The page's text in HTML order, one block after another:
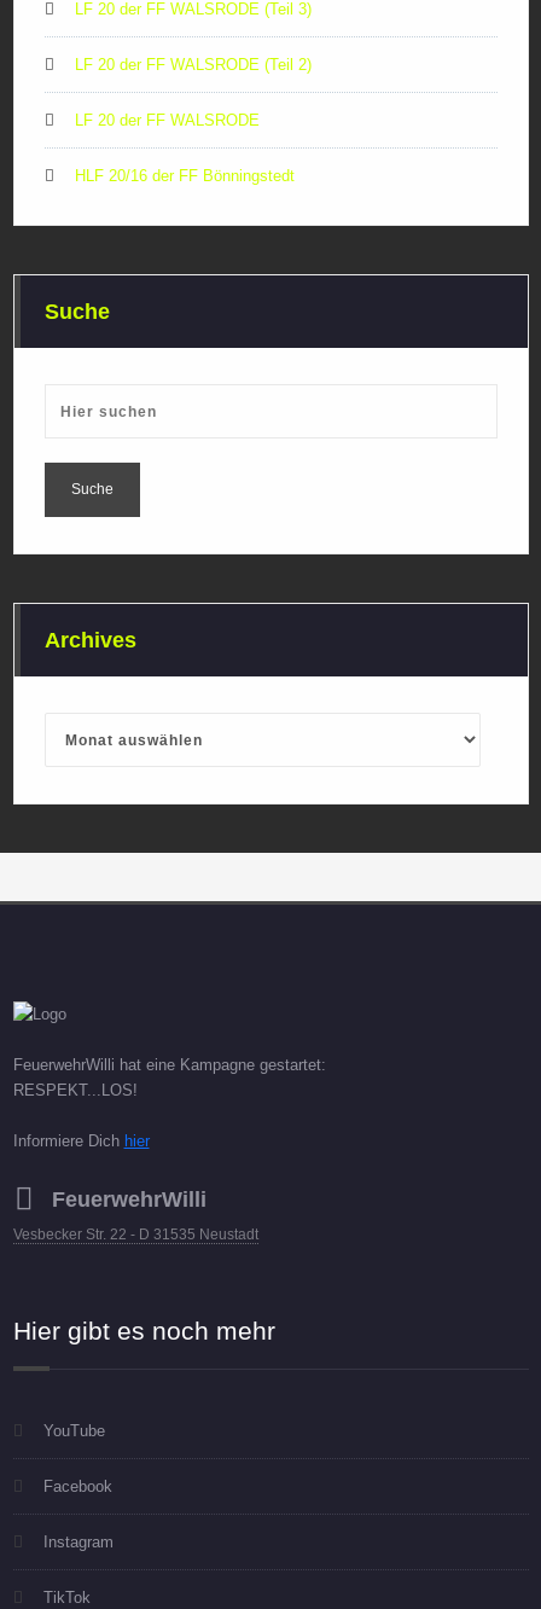
LF 20 der FF WALSRODE (Teil 3)
LF 20 der FF WALSRODE (Teil 2)
LF 20 der FF WALSRODE
HLF 20/16 der FF Bönningstedt
Suche
Archives
FeuerwehrWilli hat eine Kampagne gestartet:
RESPEKT...LOS!
Informiere Dich hier
FeuerwehrWilli
Vesbecker Str. 22 - D 31535 Neustadt
Hier gibt es noch mehr
YouTube
Facebook
Instagram
TikTok